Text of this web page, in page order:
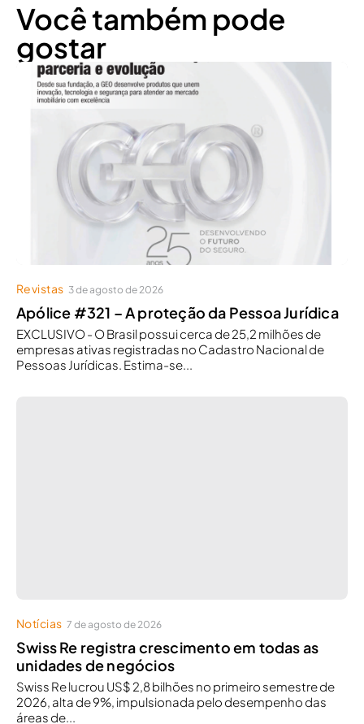
Você também pode
gostar
Revistas 3 de agosto de 2026
Apólice #321 – A proteção da Pessoa Jurídica
EXCLUSIVO - O Brasil possui cerca de 25,2 milhões de
empresas ativas registradas no Cadastro Nacional de
Pessoas Jurídicas. Estima-se...
Notícias 7 de agosto de 2026
Swiss Re registra crescimento em todas as
unidades de negócios
Swiss Re lucrou US$ 2,8 bilhões no primeiro semestre de
2026, alta de 9%, impulsionada pelo desempenho das
áreas de...